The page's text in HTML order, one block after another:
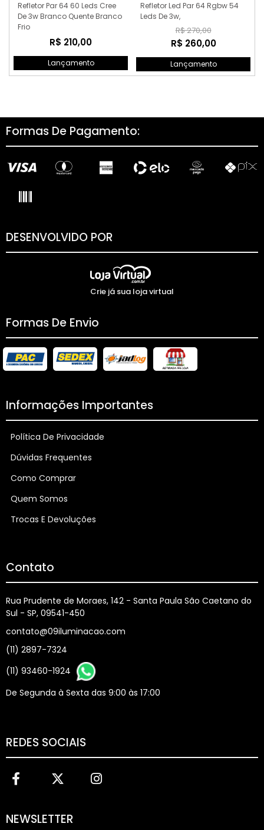
Refletor Par 64 60 Leds Cree
De 3w Branco Quente Branco
Frio
R$ 210,00
Lançamento
Refletor Led Par 64 Rgbw 54
Leds De 3w,
R$ 270,00
R$ 260,00
Lançamento
Formas De Pagamento:
DESENVOLVIDO POR
Crie já sua loja virtual
Formas De Envio
Informações Importantes
Política De Privacidade
Dúvidas Frequentes
Como Comprar
Quem Somos
Trocas E Devoluções
Contato
Rua Prudente de Moraes, 142 - Santa Paula São Caetano do
Sul - SP, 09541-450
contato@09iluminacao.com
(11) 2897-7324
(11) 93460-1924
De Segunda à Sexta das 9:00 às 17:00
REDES SOCIAIS
NEWSLETTER